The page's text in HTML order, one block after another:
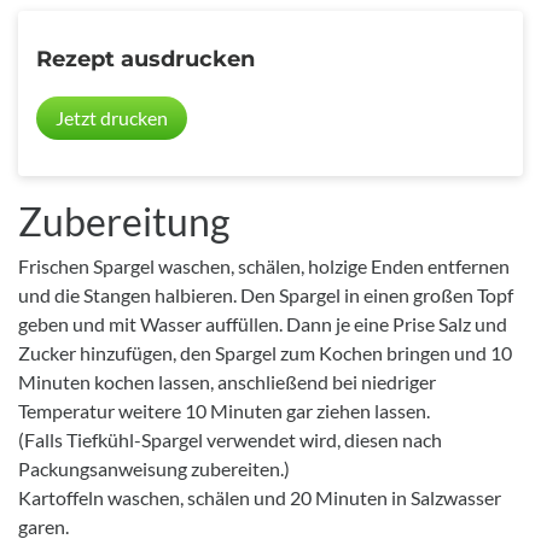
Rezept ausdrucken
Jetzt drucken
Zubereitung
Frischen Spargel waschen, schälen, holzige Enden entfernen
und die Stangen halbieren. Den Spargel in einen großen Topf
geben und mit Wasser auffüllen. Dann je eine Prise Salz und
Zucker hinzufügen, den Spargel zum Kochen bringen und 10
Minuten kochen lassen, anschließend bei niedriger
Temperatur weitere 10 Minuten gar ziehen lassen.
(Falls Tiefkühl-Spargel verwendet wird, diesen nach
Packungsanweisung zubereiten.)
Kartoffeln waschen, schälen und 20 Minuten in Salzwasser
garen.